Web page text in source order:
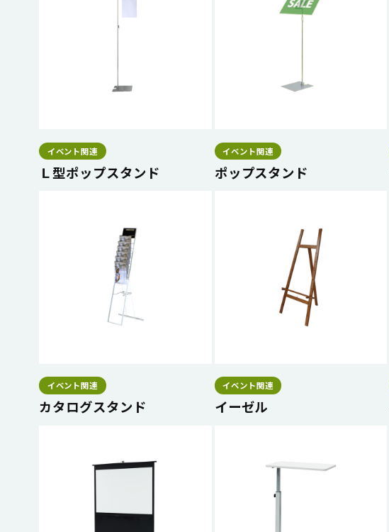
イベント関連
Ｌ型ポップスタンド
イベント関連
ポップスタンド
イベント関連
カタログスタンド
イベント関連
イーゼル